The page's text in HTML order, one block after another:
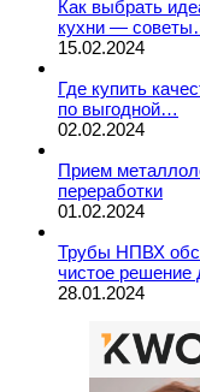
Как выбрать
кухни —
15.02.2024
Где купить
по выгодной…
02.02.2024
Прием
переработки
01.02.2024
Трубы НПВХ
чистое
28.01.2024